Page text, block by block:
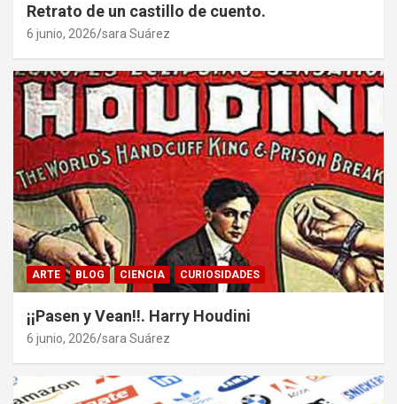
Retrato de un castillo de cuento.
6 junio, 2026 sara Suárez
ARTE BLOG CIENCIA CURIOSIDADES
¡¡Pasen y Vean!!. Harry Houdini
6 junio, 2026 sara Suárez